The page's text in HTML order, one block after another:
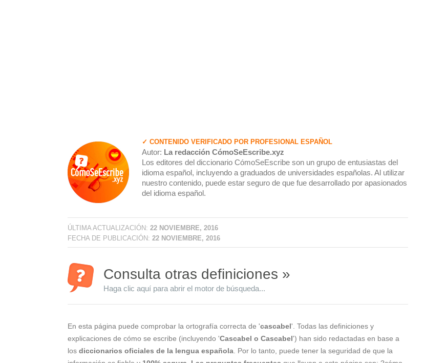
✓ CONTENIDO VERIFICADO POR PROFESIONAL ESPAÑOL
Autor: La redacción CómoSeEscribe.xyz
Los editores del diccionario CómoSeEscribe son un grupo de entusiastas del
idioma español, incluyendo a graduados de universidades españolas. Al utilizar
nuestro contenido, puede estar seguro de que fue desarrollado por apasionados
del idioma español.
ÚLTIMA ACTUALIZACIÓN: 22 NOVIEMBRE, 2016
FECHA DE PUBLICACIÓN: 22 NOVIEMBRE, 2016
Consulta otras definiciones »
Haga clic aquí para abrir el motor de búsqueda...
En esta página puede comprobar la ortografía correcta de 'cascabel'. Todas las definiciones y
explicaciones de cómo se escribe (incluyendo 'Cascabel o Cascabel') han sido redactadas en base a
los diccionarios oficiales de la lengua española . Por lo tanto, puede tener la seguridad de que la